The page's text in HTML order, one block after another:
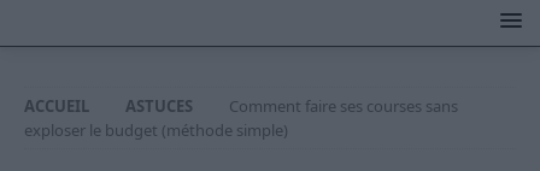
ACCUEIL ASTUCES
Comment faire ses courses sans
exploser le budget (méthode simple)